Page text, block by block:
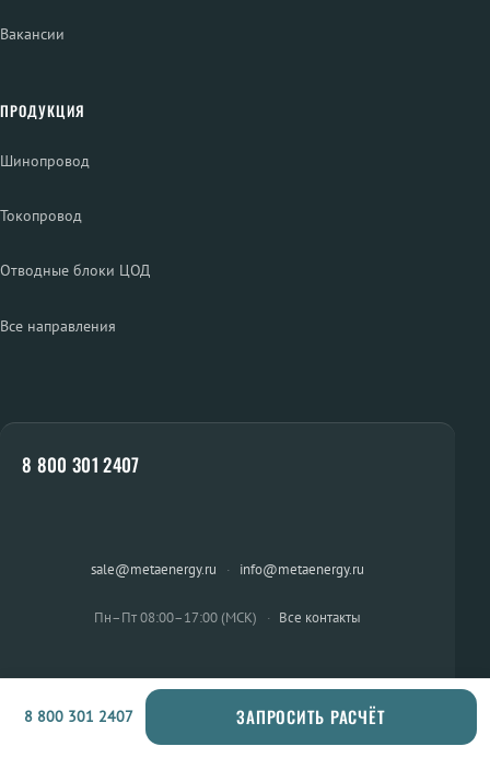
Вакансии
ПРОДУКЦИЯ
Шинопровод
Токопровод
Отводные блоки ЦОД
Все направления
8 800 301 2407
sale@metaenergy.ru · info@metaenergy.ru
Пн–Пт 08:00–17:00 (МСК) · Все контакты
ОСТАЛИСЬ ВОПРОСЫ?
8 800 301 2407 ЗАПРОСИТЬ РАСЧЁТ